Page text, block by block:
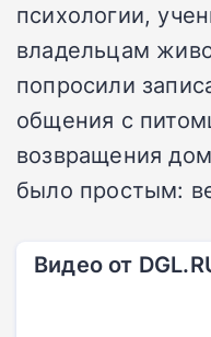
психологии,
владельцам
попросили
общения с
возвращения
было простым:
Видео от